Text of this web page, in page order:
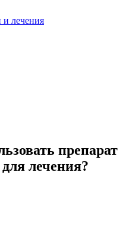
и лечения
препарат
лечения?